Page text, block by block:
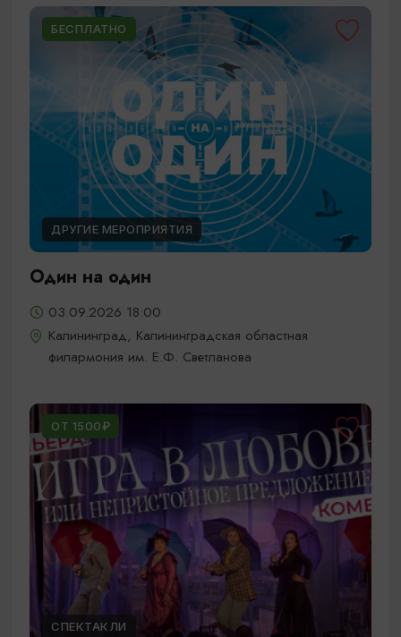
БЕСПЛАТНО
ДРУГИЕ МЕРОПРИЯТИЯ
Один на один
03.09.2026 18:00
Калининград, Калининградская областная
филармония им. Е.Ф. Светланова
ОТ 1500₽
СПЕКТАКЛИ